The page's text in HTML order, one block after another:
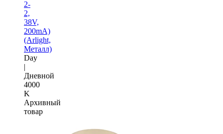
2-
2,
38V,
200mA)
(Arlight,
Металл)
Day
|
Дневной
4000
K
Архивный
товар